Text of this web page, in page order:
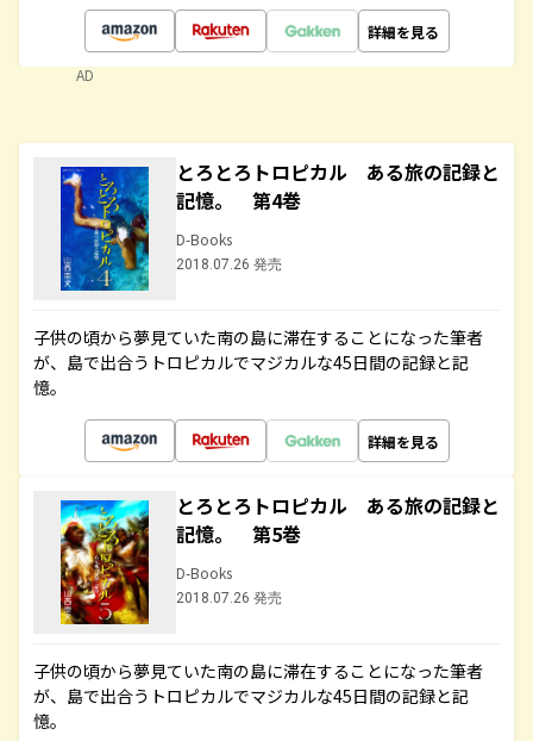
詳細を見る
AD
とろとろトロピカル ある旅の記録と
記憶。 第4巻
D-Books
2018.07.26 発売
子供の頃から夢見ていた南の島に滞在することになった筆者
が、島で出合うトロピカルでマジカルな45日間の記録と記
憶。
詳細を見る
とろとろトロピカル ある旅の記録と
記憶。 第5巻
D-Books
2018.07.26 発売
子供の頃から夢見ていた南の島に滞在することになった筆者
が、島で出合うトロピカルでマジカルな45日間の記録と記
憶。